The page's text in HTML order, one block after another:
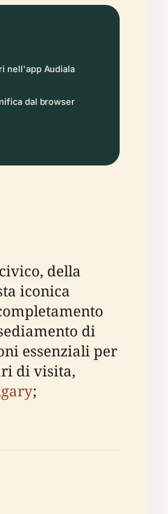
nell'app Audiala
dal browser
della
iconica
di
essenziali per
di visita,
;